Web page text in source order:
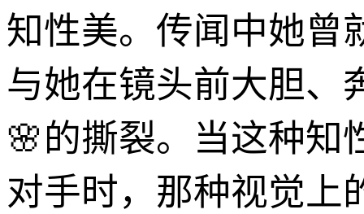
知性美。传闻中她曾
与她在镜头前大胆、
🌸的撕裂。当这种知
对手时，那种视觉上